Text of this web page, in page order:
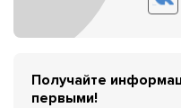
Получайте
первыми!